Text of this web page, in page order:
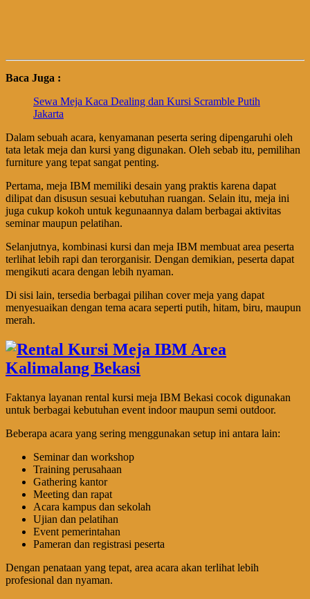
Baca Juga :
Sewa Meja Kaca Dealing dan Kursi Scramble Putih
Jakarta
Dalam sebuah acara, kenyamanan peserta sering dipengaruhi oleh
tata letak meja dan kursi yang digunakan. Oleh sebab itu, pemilihan
furniture yang tepat sangat penting.
Pertama, meja IBM memiliki desain yang praktis karena dapat
dilipat dan disusun sesuai kebutuhan ruangan. Selain itu, meja ini
juga cukup kokoh untuk kegunaannya dalam berbagai aktivitas
seminar maupun pelatihan.
Selanjutnya, kombinasi kursi dan meja IBM membuat area peserta
terlihat lebih rapi dan terorganisir. Dengan demikian, peserta dapat
mengikuti acara dengan lebih nyaman.
Di sisi lain, tersedia berbagai pilihan cover meja yang dapat
menyesuaikan dengan tema acara seperti putih, hitam, biru, maupun
merah.
Faktanya layanan rental kursi meja IBM Bekasi cocok digunakan
untuk berbagai kebutuhan event indoor maupun semi outdoor.
Beberapa acara yang sering menggunakan setup ini antara lain:
Seminar dan workshop
Training perusahaan
Gathering kantor
Meeting dan rapat
Acara kampus dan sekolah
Ujian dan pelatihan
Event pemerintahan
Pameran dan registrasi peserta
Dengan penataan yang tepat, area acara akan terlihat lebih
profesional dan nyaman.